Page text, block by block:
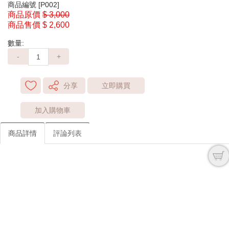
商品編號 [P002]
商品原價 $ 3,000
商品售價 $ 2,600
數量:
-
+
分享 立即購買
加入購物車
商品詳情 評論列表